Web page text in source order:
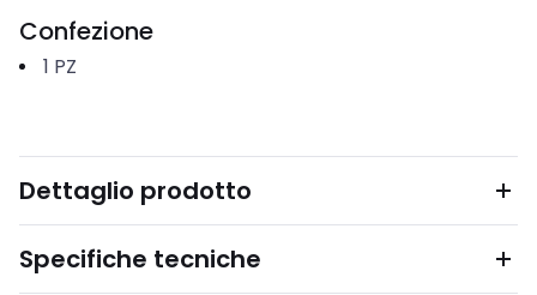
Confezione
1 PZ
Dettaglio prodotto
Specifiche tecniche